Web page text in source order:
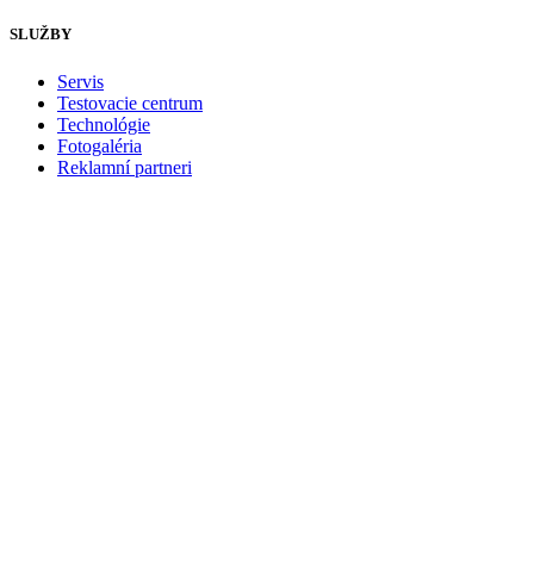
SLUŽBY
Servis
Testovacie centrum
Technológie
Fotogaléria
Reklamní partneri